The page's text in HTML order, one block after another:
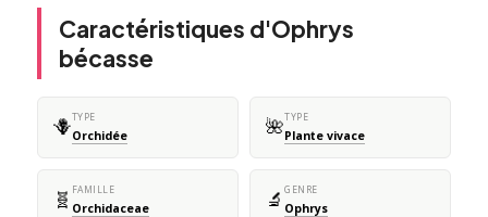
Caractéristiques d'Ophrys
bécasse
🪻TYPE
Orchidée 🌺TYPE
Plante vivace
🧬 FAMILLE
Orchidaceae 🔬 GENRE
Ophrys